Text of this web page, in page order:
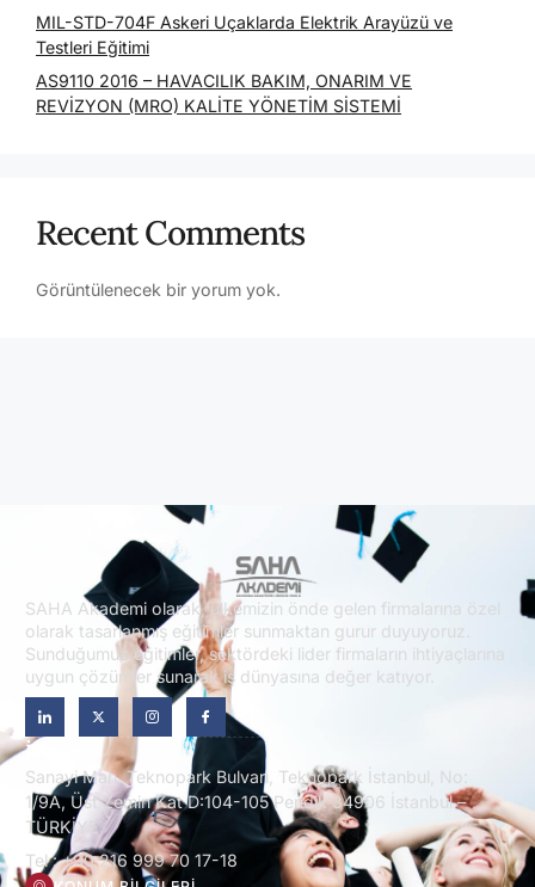
MIL-STD-704F Askeri Uçaklarda Elektrik Arayüzü ve
Testleri Eğitimi
AS9110 2016 – HAVACILIK BAKIM, ONARIM VE
REVİZYON (MRO) KALİTE YÖNETİM SİSTEMİ
Recent Comments
Görüntülenecek bir yorum yok.
SAHA Akademi olarak, ülkemizin önde gelen firmalarına özel
olarak tasarlanmış eğitimler sunmaktan gurur duyuyoruz.
Sunduğumuz eğitimler, sektördeki lider firmaların ihtiyaçlarına
uygun çözümler sunarak iş dünyasına değer katıyor.
İletişim
Sanayi Mah. Teknopark Bulvarı, Teknopark İstanbul, No:
1/9A, Üst Zemin Kat D:104-105 Pendik 34906 İstanbul –
TÜRKİYE.
Tel : +90 216 999 70 17-18